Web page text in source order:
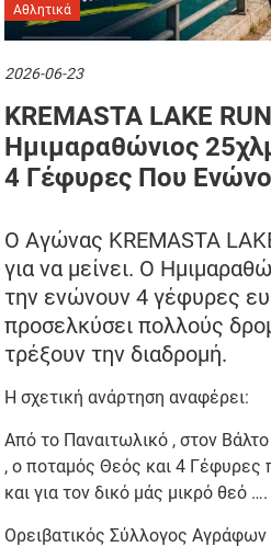
Αθλητικά
2026-06-23
KREMASTA LAKE
Ημιμαραθώνιος
4 Γέφυρες Που
Ο Αγώνας KREMASTA
για να μείνει. Ο
την ενώνουν 4 γέφυρες
προσελκύσει πολλούς
τρέξουν την διαδρομή.
Η σχετική ανάρτηση αναφέρει:
Από το Παναιτωλικό , στον
, ο ποταμός Θεός και 4 Γέφυρες
και για τον δικό μάς μικρό θεό
Ορειβατικός Σύλλογος Αγράφων